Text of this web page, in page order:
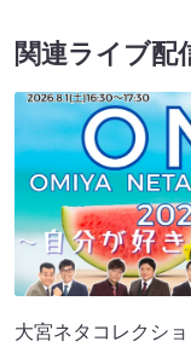
関連ライブ配
大宮ネタコレクシ